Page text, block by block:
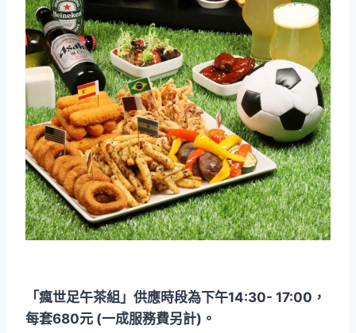
「瘋世足午茶組」供應時段為下午14:30- 17:00，
每套680元 (一成服務費另計)。